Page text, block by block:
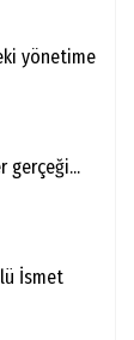
yönetime
gerçeği...
İsmet